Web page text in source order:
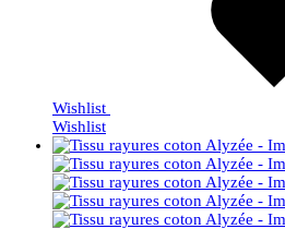
Wishlist
Wishlist